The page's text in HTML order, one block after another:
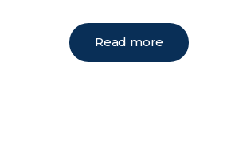
Read more